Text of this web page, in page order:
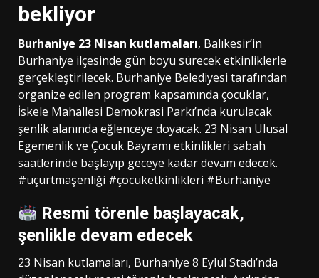
bekliyor
Burhaniye 23 Nisan kutlamaları, Balıkesir’in
Burhaniye ilçesinde gün boyu sürecek etkinliklerle
gerçekleştirilecek. Burhaniye Belediyesi tarafından
organize edilen program kapsamında çocuklar,
İskele Mahallesi Demokrasi Parkı’nda kurulacak
şenlik alanında eğlenceye doyacak. 23 Nisan Ulusal
Egemenlik ve Çocuk Bayramı etkinlikleri sabah
saatlerinde başlayıp geceye kadar devam edecek.
#uçurtmaşenliği #çocuketkinlikleri #Burhaniye
Resmi törenle başlayacak,
şenlikle devam edecek
23 Nisan kutlamaları, Burhaniye 8 Eylül Stadı’nda